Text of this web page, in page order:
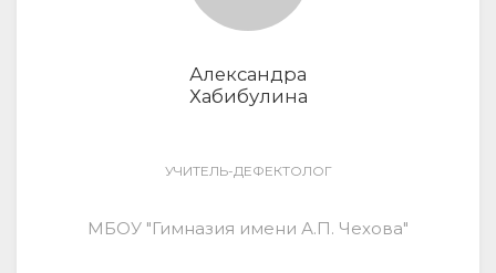
Александра
Хабибулина
УЧИТЕЛЬ-ДЕФЕКТОЛОГ
МБОУ "Гимназия имени А.П. Чехова"